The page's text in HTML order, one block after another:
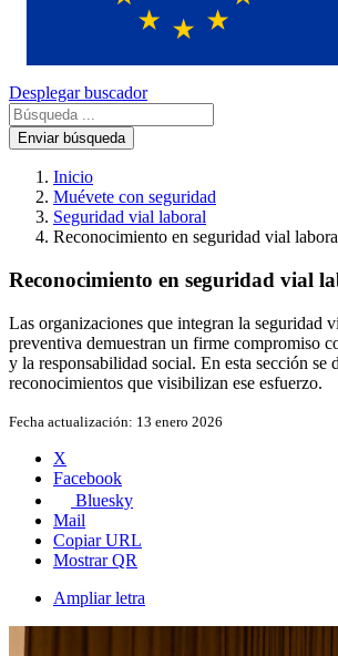
Desplegar buscador
Enviar búsqueda
Inicio
Muévete con seguridad
Seguridad vial laboral
Reconocimiento en seguridad vial
Reconocimiento en seguridad vial
Las organizaciones que integran la seguridad
preventiva demuestran un firme compromiso
y la responsabilidad social. En esta sección se
reconocimientos que visibilizan ese esfuerzo.
Fecha actualización: 13 enero 2026
X
Facebook
Bluesky
Mail
Copiar URL
Mostrar QR
Ampliar letra